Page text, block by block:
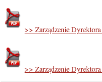
>> Zarządzenie
>> Zarządzenie